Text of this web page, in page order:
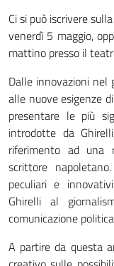
Ci si può iscrivere
venerdì 5 maggio,
mattino presso il
Dalle innovazioni
alle nuove esigenze
presentare le più
introdotte da
riferimento ad una
scrittore
peculiari e
Ghirelli al
comunicazione
A partire da questa